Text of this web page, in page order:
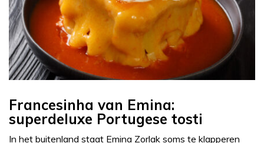
Francesinha van Emina:
superdeluxe Portugese tosti
In het buitenland staat Emina Zorlak soms te klapperen